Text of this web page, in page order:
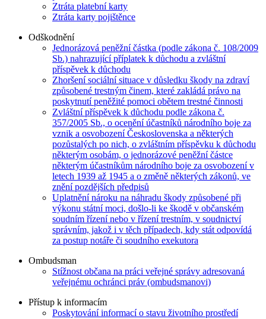
Ztráta platební karty
Ztráta karty pojištěnce
Odškodnění
Jednorázová peněžní částka (podle zákona č. 108/2009
Sb.) nahrazující příplatek k důchodu a zvláštní
příspěvek k důchodu
Zhoršení sociální situace v důsledku škody na zdraví
způsobené trestným činem, které zakládá právo na
poskytnutí peněžité pomoci obětem trestné činnosti
Zvláštní příspěvek k důchodu podle zákona č.
357/2005 Sb., o ocenění účastníků národního boje za
vznik a osvobození Československa a některých
pozůstalých po nich, o zvláštním příspěvku k důchodu
některým osobám, o jednorázové peněžní částce
některým účastníkům národního boje za osvobození v
letech 1939 až 1945 a o změně některých zákonů, ve
znění pozdějších předpisů
Uplatnění nároku na náhradu škody způsobené při
výkonu státní moci, došlo-li ke škodě v občanském
soudním řízení nebo v řízení trestním, v soudnictví
správním, jakož i v těch případech, kdy stát odpovídá
za postup notáře či soudního exekutora
Ombudsman
Stížnost občana na práci veřejné správy adresovaná
veřejnému ochránci práv (ombudsmanovi)
Přístup k informacím
Poskytování informací o stavu životního prostředí